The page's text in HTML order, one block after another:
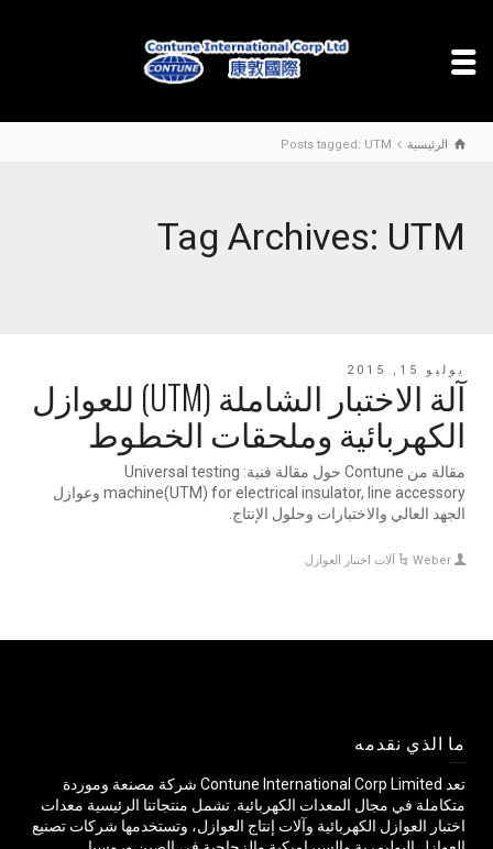
الرئيسية Posts tagged: UTM
Tag Archives: UTM
يوليو 15, 2015
آلة الاختبار الشاملة (UTM) للعوازل
الكهربائية وملحقات الخطوط
مقالة من Contune حول مقالة فنية: Universal testing
machine(UTM) for electrical insulator, line accessory وعوازل
الجهد العالي والاختبارات وحلول الإنتاج.
Weber آلات اختبار العوازل
ما الذي نقدمه
تعد Contune International Corp Limited شركة مصنعة وموردة
متكاملة في مجال المعدات الكهربائية. تشمل منتجاتنا الرئيسية معدات
اختبار العوازل الكهربائية وآلات إنتاج العوازل، وتستخدمها شركات تصنيع